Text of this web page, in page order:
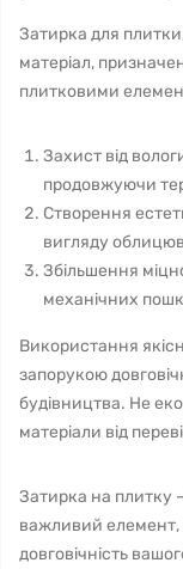
Затирка для
матеріал,
плитковими
Захист від
продовжуючи
Створення
вигляду
Збільшення
механічних
Використання
запорукою
будівництва. Не
матеріали від
Затирка на плитку
важливий елемент,
довговічність